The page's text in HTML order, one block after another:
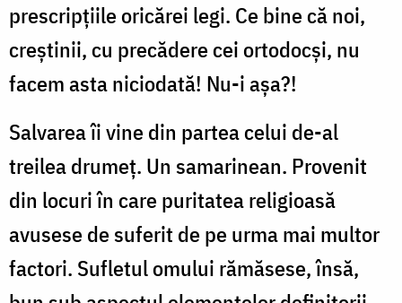
prescripțiile oricărei legi. Ce bine că noi,
creștinii, cu precădere cei ortodocși, nu
facem asta niciodată! Nu-i așa?!
Salvarea îi vine din partea celui de-al
treilea drumeț. Un samarinean. Provenit
din locuri în care puritatea religioasă
avusese de suferit de pe urma mai multor
factori. Sufletul omului rămăsese, însă,